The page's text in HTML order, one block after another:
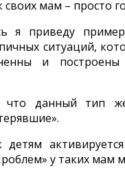
своих мам – просто
я приведу
ситуаций,
и
данный тип
детям
у таких мам